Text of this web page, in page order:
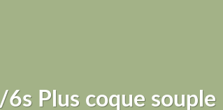
Plus coque souple